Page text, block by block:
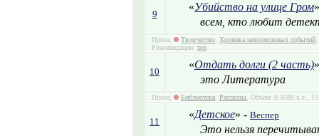
9
«Убийство на улице Гром
всем, кто любит
Проза, Творчество Хроника невозможных событий
Рекомендации: pro
10
«Отдать долги (2 часть)
это Литература
Проза, Библиотека Рассказы , Объём: 0.3589 а.л.,
11
«Детское» - Веспер
Это нельзя